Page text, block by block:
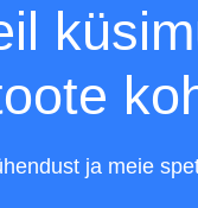
ja meie